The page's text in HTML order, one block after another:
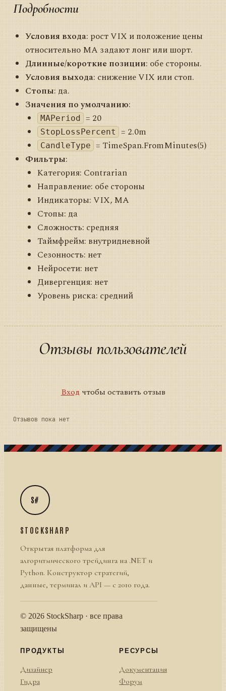
Подробности
Условия входа: рост VIX и положение цены
относительно MA задают лонг или шорт.
Длинные/короткие позиции: обе стороны.
Условия выхода: снижение VIX или стоп.
Стопы: да.
Значения по умолчанию:
MAPeriod = 20
StopLossPercent = 2.0m
CandleType = TimeSpan.FromMinutes(5)
Фильтры:
Категория: Contrarian
Направление: обе стороны
Индикаторы: VIX, MA
Стопы: да
Сложность: средняя
Таймфрейм: внутридневной
Сезонность: нет
Нейросети: нет
Дивергенция: нет
Уровень риска: средний
Отзывы пользователей
Вход чтобы оставить отзыв
Отзывов пока нет
S#
STOCKSHARP
Открытая платформа для
алгоритмического трейдинга на .NET и
Python. Конструктор стратегий,
данные, терминал и API — с 2010 года.
© 2026 StockSharp · все права
защищены
ПРОДУКТЫ
Дизайнер
Гидра
РЕСУРСЫ
Документация
Форум